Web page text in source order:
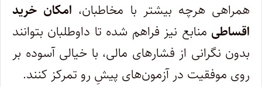
همراهی هرچه بیشتر با مخاطبان، امکان خرید
اقساطی منابع نیز فراهم شده تا داوطلبان بتوانند
بدون نگرانی از فشارهای مالی، با خیالی آسوده بر
روی موفقیت در آزمون‌های پیشِ رو تمرکز کنند.